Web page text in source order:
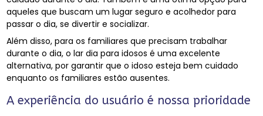
aqueles que buscam um lugar seguro e acolhedor para
passar o dia, se divertir e socializar.
Além disso, para os familiares que precisam trabalhar
durante o dia, o lar dia para idosos é uma excelente
alternativa, por garantir que o idoso esteja bem cuidado
enquanto os familiares estão ausentes.
A experiência do usuário é nossa prioridade